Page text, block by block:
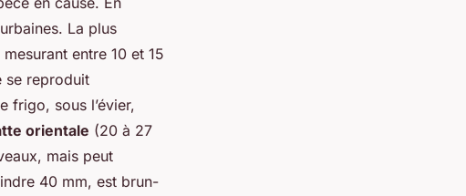
La plus
mesurant entre 10 et 15
se reproduit
frigo, sous l’évier,
orientale (20 à 27
mais peut
40 mm, est brun-